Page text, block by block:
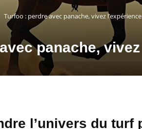
Turfoo : perdre avec panache, vivez l’expérience
panache,
l’univers du